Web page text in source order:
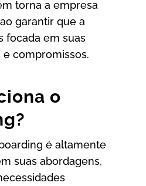
torna a empresa
garantir que a
focada em suas
compromissos.
o
é altamente
suas abordagens,